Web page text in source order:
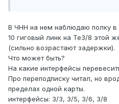
В ЧНН на нем наблюдаю полку в
10 гиговый линк на Te3/8 этой
(сильно возрастают задержки).
Что может быть?
На какие интерфейсы
Про переподписку читал, но
пределах одной карты.
интерфейсы: 3/3, 3/5, 3/6, 3/8